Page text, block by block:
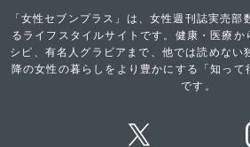
「女性セブンプラス」は、女性週刊誌実売
るライフスタイルサイトです。健康・医療か
シピ、有名人グラビアまで、他では読めない
降の女性の暮らしをより豊かにする「知っ
です。